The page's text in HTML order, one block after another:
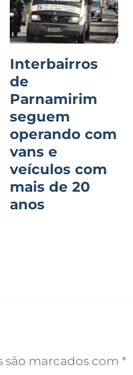
Interbairros
de
Parnamirim
seguem
operando com
vans e
veículos com
mais de 20
anos
marcados com *